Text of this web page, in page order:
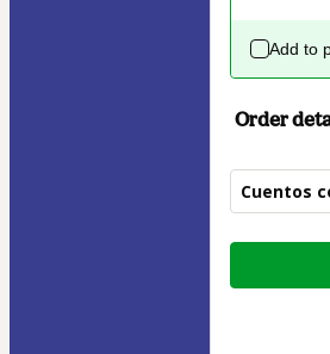
Add to
Order
Cuentos
Total